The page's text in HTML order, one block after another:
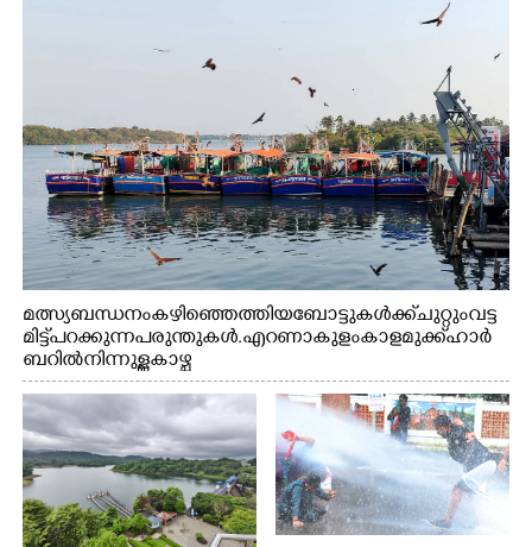
മത്സ്യബന്ധനം കഴിഞ്ഞെത്തിയ ബോട്ടുകൾക്ക് ചുറ്റും വട്ട
മിട്ട് പറക്കുന്ന പരുന്തുകൾ. എറണാകുളം കാളമുക്ക് ഹാർ
ബറിൽ നിന്നുള്ള കാഴ്ച